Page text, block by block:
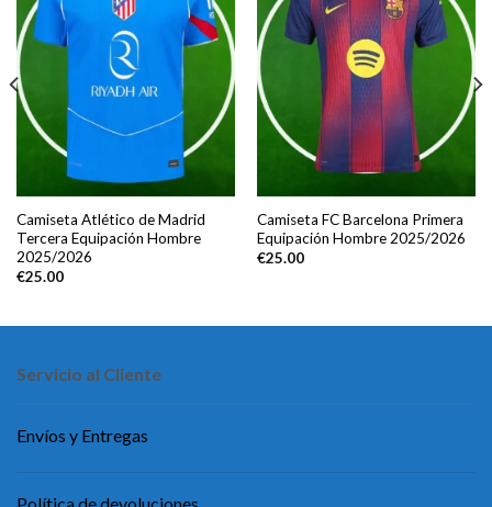
Camiseta Atlético de Madrid
Tercera Equipación Hombre
2025/2026
€25.00
Camiseta FC Barcelona Primera
Equipación Hombre 2025/2026
€25.00
Servicio al Cliente
Envíos y Entregas